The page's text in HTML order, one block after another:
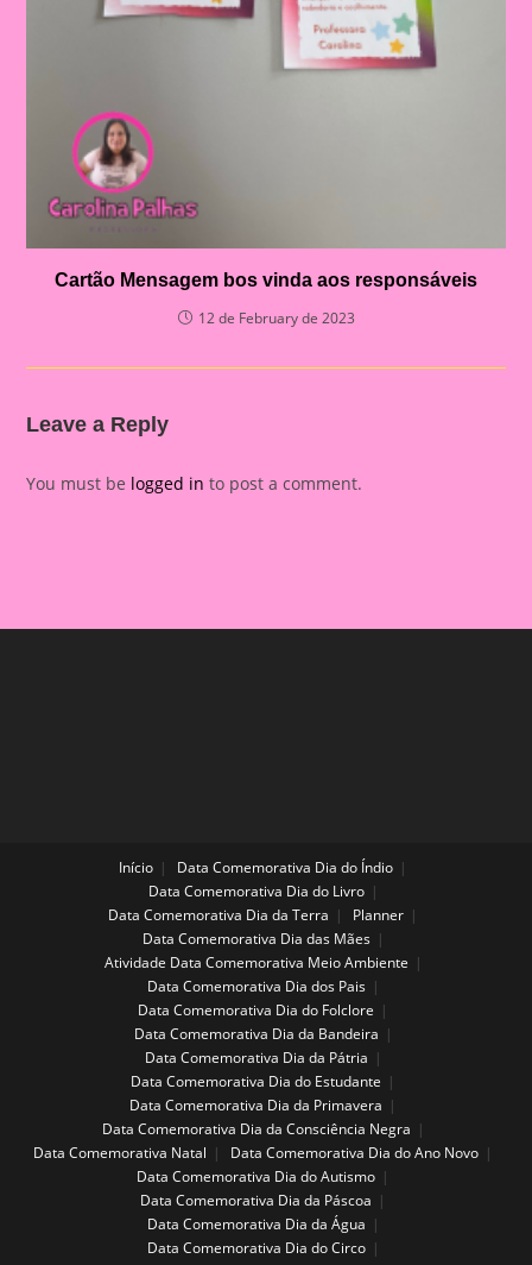
Cartão Mensagem bos vinda aos responsáveis
12 de February de 2023
Leave a Reply
You must be logged in to post a comment.
Início
Data Comemorativa Dia do Índio
Data Comemorativa Dia do Livro
Data Comemorativa Dia da Terra
Planner
Data Comemorativa Dia das Mães
Atividade Data Comemorativa Meio Ambiente
Data Comemorativa Dia dos Pais
Data Comemorativa Dia do Folclore
Data Comemorativa Dia da Bandeira
Data Comemorativa Dia da Pátria
Data Comemorativa Dia do Estudante
Data Comemorativa Dia da Primavera
Data Comemorativa Dia da Consciência Negra
Data Comemorativa Natal
Data Comemorativa Dia do Ano Novo
Data Comemorativa Dia do Autismo
Data Comemorativa Dia da Páscoa
Data Comemorativa Dia da Água
Data Comemorativa Dia do Circo